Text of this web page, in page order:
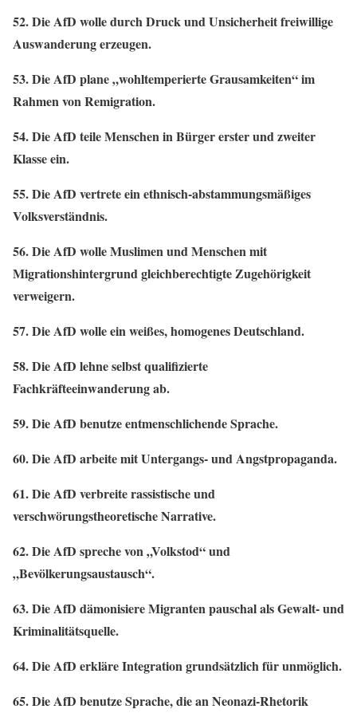
52. Die AfD wolle durch Druck und Unsicherheit freiwillige
Auswanderung erzeugen.
53. Die AfD plane „wohltemperierte Grausamkeiten“ im
Rahmen von Remigration.
54. Die AfD teile Menschen in Bürger erster und zweiter
Klasse ein.
55. Die AfD vertrete ein ethnisch-abstammungsmäßiges
Volksverständnis.
56. Die AfD wolle Muslimen und Menschen mit
Migrationshintergrund gleichberechtigte Zugehörigkeit
verweigern.
57. Die AfD wolle ein weißes, homogenes Deutschland.
58. Die AfD lehne selbst qualifizierte
Fachkräfteeinwanderung ab.
59. Die AfD benutze entmenschlichende Sprache.
60. Die AfD arbeite mit Untergangs- und Angstpropaganda.
61. Die AfD verbreite rassistische und
verschwörungstheoretische Narrative.
62. Die AfD spreche von „Volkstod“ und
„Bevölkerungsaustausch“.
63. Die AfD dämonisiere Migranten pauschal als Gewalt- und
Kriminalitätsquelle.
64. Die AfD erkläre Integration grundsätzlich für unmöglich.
65. Die AfD benutze Sprache, die an Neonazi-Rhetorik